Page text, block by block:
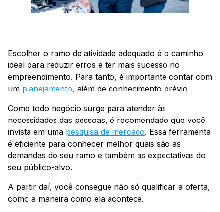
Escolher o ramo de atividade adequado é o caminho
ideal para reduzir erros e ter mais sucesso no
empreendimento. Para tanto, é importante contar com
um planejamento, além de conhecimento prévio.
Como todo negócio surge para atender às
necessidades das pessoas, é recomendado que você
invista em uma pesquisa de mercado. Essa ferramenta
é eficiente para conhecer melhor quais são as
demandas do seu ramo e também as expectativas do
seu público-alvo.
A partir daí, você consegue não só qualificar a oferta,
como a maneira como ela acontece.